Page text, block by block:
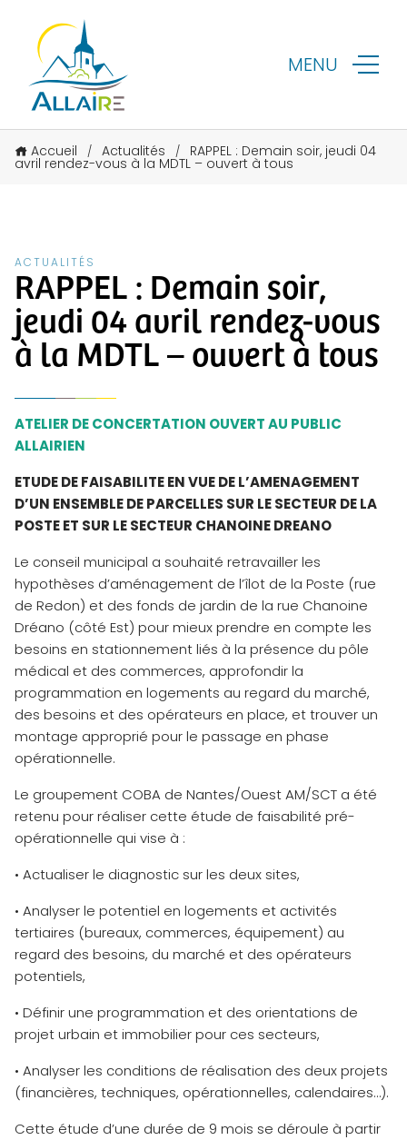
MENU
Accueil / Actualités / RAPPEL : Demain soir, jeudi 04
avril rendez-vous à la MDTL – ouvert à tous
ACTUALITÉS
RAPPEL : Demain soir,
jeudi 04 avril rendez-vous
à la MDTL – ouvert à tous
ATELIER DE CONCERTATION OUVERT AU PUBLIC
ALLAIRIEN
ETUDE DE FAISABILITE EN VUE DE L’AMENAGEMENT
D’UN ENSEMBLE DE PARCELLES SUR LE SECTEUR DE LA
POSTE ET SUR LE SECTEUR CHANOINE DREANO
Le conseil municipal a souhaité retravailler les
hypothèses d’aménagement de l’îlot de la Poste (rue
de Redon) et des fonds de jardin de la rue Chanoine
Dréano (côté Est) pour mieux prendre en compte les
besoins en stationnement liés à la présence du pôle
médical et des commerces, approfondir la
programmation en logements au regard du marché,
des besoins et des opérateurs en place, et trouver un
montage approprié pour le passage en phase
opérationnelle.
Le groupement COBA de Nantes/Ouest AM/SCT a été
retenu pour réaliser cette étude de faisabilité pré-
opérationnelle qui vise à :
• Actualiser le diagnostic sur les deux sites,
• Analyser le potentiel en logements et activités
tertiaires (bureaux, commerces, équipement) au
regard des besoins, du marché et des opérateurs
potentiels,
• Définir une programmation et des orientations de
projet urbain et immobilier pour ces secteurs,
• Analyser les conditions de réalisation des deux projets
(financières, techniques, opérationnelles, calendaires…).
Cette étude d’une durée de 9 mois se déroule à partir